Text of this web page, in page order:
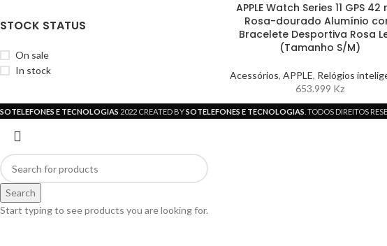
STOCK STATUS
On sale
In stock
APPLE Watch Series 11 GPS 42
Rosa-dourado Alumínio
Bracelete Desportiva Rosa
(Tamanho S/M)
Acessórios, APPLE, Relógios
653.999 Kz
SOTELEFONES E TECNOLOGIAS 2022 CREATED BYSOTELEFONES E TECNOLOGIAS . TODOS DIREITOS
Search
Start typing to see products you are looking for.